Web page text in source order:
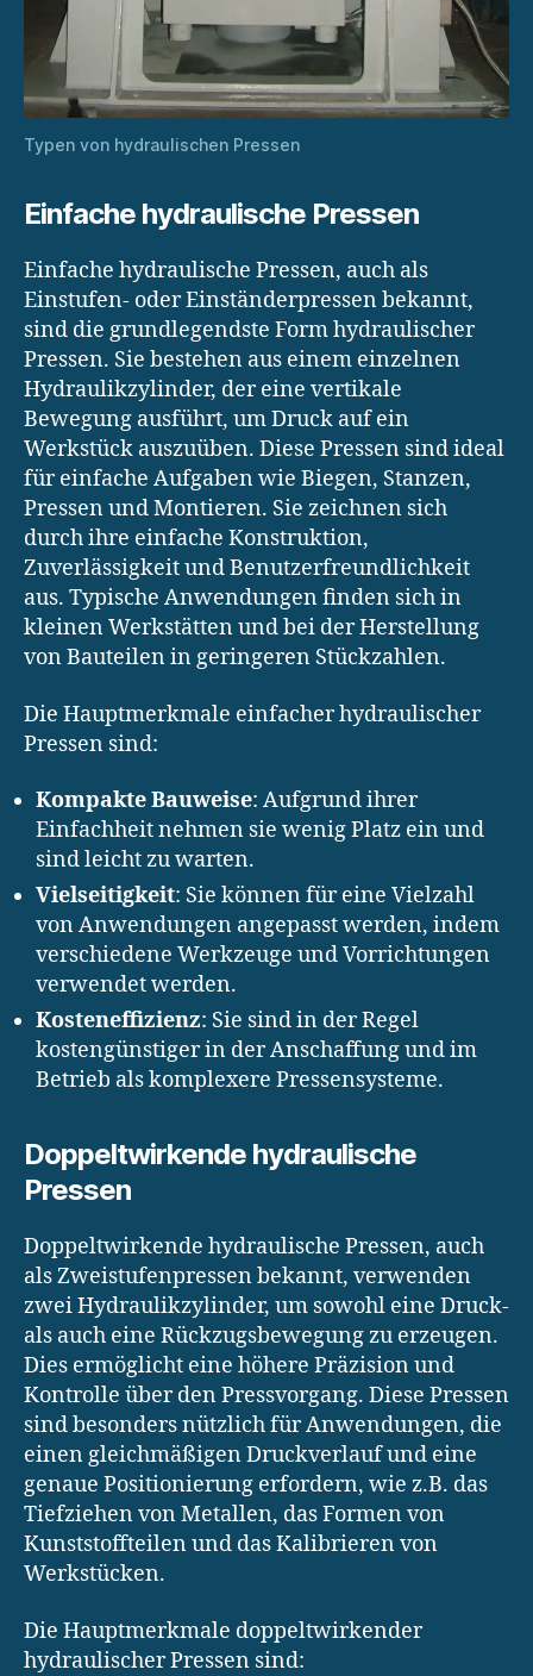
Typen von hydraulischen Pressen
Einfache hydraulische Pressen
Einfache hydraulische Pressen, auch als
Einstufen- oder Einständerpressen bekannt,
sind die grundlegendste Form hydraulischer
Pressen. Sie bestehen aus einem einzelnen
Hydraulikzylinder, der eine vertikale
Bewegung ausführt, um Druck auf ein
Werkstück auszuüben. Diese Pressen sind ideal
für einfache Aufgaben wie Biegen, Stanzen,
Pressen und Montieren. Sie zeichnen sich
durch ihre einfache Konstruktion,
Zuverlässigkeit und Benutzerfreundlichkeit
aus. Typische Anwendungen finden sich in
kleinen Werkstätten und bei der Herstellung
von Bauteilen in geringeren Stückzahlen.
Die Hauptmerkmale einfacher hydraulischer
Pressen sind:
Kompakte Bauweise: Aufgrund ihrer
Einfachheit nehmen sie wenig Platz ein und
sind leicht zu warten.
Vielseitigkeit: Sie können für eine Vielzahl
von Anwendungen angepasst werden, indem
verschiedene Werkzeuge und Vorrichtungen
verwendet werden.
Kosteneffizienz: Sie sind in der Regel
kostengünstiger in der Anschaffung und im
Betrieb als komplexere Pressensysteme.
Doppeltwirkende hydraulische
Pressen
Doppeltwirkende hydraulische Pressen, auch
als Zweistufenpressen bekannt, verwenden
zwei Hydraulikzylinder, um sowohl eine Druck-
als auch eine Rückzugsbewegung zu erzeugen.
Dies ermöglicht eine höhere Präzision und
Kontrolle über den Pressvorgang. Diese Pressen
sind besonders nützlich für Anwendungen, die
einen gleichmäßigen Druckverlauf und eine
genaue Positionierung erfordern, wie z.B. das
Tiefziehen von Metallen, das Formen von
Kunststoffteilen und das Kalibrieren von
Werkstücken.
Die Hauptmerkmale doppeltwirkender
hydraulischer Pressen sind: